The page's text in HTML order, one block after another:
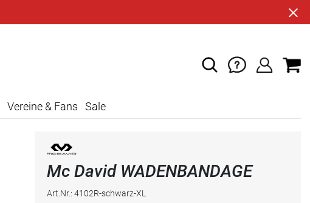
Vereine & Fans Sale
Mc David WADENBANDAGE
Art.Nr.: 4102R-schwarz-XL